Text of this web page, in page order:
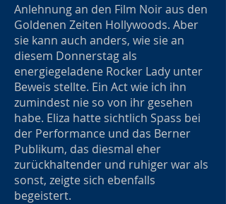
Anlehnung an den Film Noir aus den
Goldenen Zeiten Hollywoods. Aber
sie kann auch anders, wie sie an
diesem Donnerstag als
energiegeladene Rocker Lady unter
Beweis stellte. Ein Act wie ich ihn
zumindest nie so von ihr gesehen
habe. Eliza hatte sichtlich Spass bei
der Performance und das Berner
Publikum, das diesmal eher
zurückhaltender und ruhiger war als
sonst, zeigte sich ebenfalls
begeistert.